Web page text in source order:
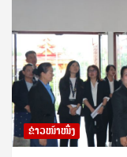
ຂ່າວໜ້າໜຶ່ງ